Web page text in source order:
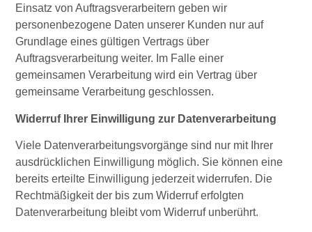
Einsatz von Auftragsverarbeitern geben wir
personenbezogene Daten unserer Kunden nur auf
Grundlage eines gültigen Vertrags über
Auftragsverarbeitung weiter. Im Falle einer
gemeinsamen Verarbeitung wird ein Vertrag über
gemeinsame Verarbeitung geschlossen.
Widerruf Ihrer Einwilligung zur Datenverarbeitung
Viele Datenverarbeitungsvorgänge sind nur mit Ihrer
ausdrücklichen Einwilligung möglich. Sie können eine
bereits erteilte Einwilligung jederzeit widerrufen. Die
Rechtmäßigkeit der bis zum Widerruf erfolgten
Datenverarbeitung bleibt vom Widerruf unberührt.